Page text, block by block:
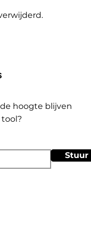
hoogte blijven
Stuur